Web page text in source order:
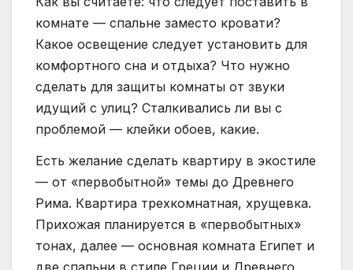
комнате — спальне заместо кровати?
Какое освещение следует установить для
комфортного сна и отдыха? Что нужно
сделать для защиты комнаты от звуки
идущий с улиц? Сталкивались ли вы с
проблемой — клейки обоев, какие.
Есть желание сделать квартиру в экостиле
— от «первобытной» темы до Древнего
Рима. Квартира трехкомнатная, хрущевка.
Прихожая планируется в «первобытных»
тонах, далее — основная комната Египет и
две спальни в стиле Греции и Древнего